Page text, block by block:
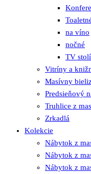
na víno
nočné
TV
Vitríny a
Masívny
Predsieňový
Truhlice z
Zrkadlá
Kolekcie
Nábytok z
Nábytok z
Nábytok z